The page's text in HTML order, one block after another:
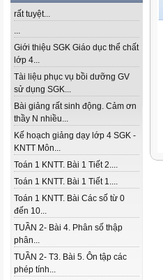
rất tuyệt...
...
Giới thiệu SGK Giáo dục thể chất
lớp 4...
Tài liệu phục vụ bồi dưỡng GV
sử dụng SGK...
Bài giảng rất sinh động. Cảm ơn
thầy N nhiều...
Kế hoạch giảng dạy lớp 4 SGK -
KNTT Môn...
Toán 1 KNTT. Bài 1 Tiết 2....
Toán 1 KNTT. Bài 1 Tiết 1....
Toán 1 KNTT. Bài Các số từ 0
đến 10...
TUẦN 2- Bài 4. Phân số thập
phân...
TUẦN 2- T3. Bài 5. Ôn tập các
phép tính...